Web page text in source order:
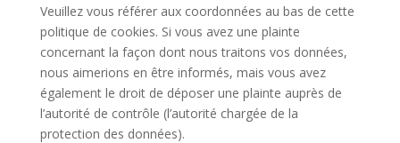
Veuillez vous référer aux coordonnées au bas de cette
politique de cookies. Si vous avez une plainte
concernant la façon dont nous traitons vos données,
nous aimerions en être informés, mais vous avez
également le droit de déposer une plainte auprès de
l’autorité de contrôle (l’autorité chargée de la
protection des données).